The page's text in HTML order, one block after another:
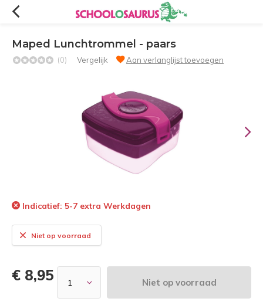
Maped Lunchtrommel - paars
(0) Vergelijk Aan verlanglijst toevoegen
Indicatief: 5-7 extra Werkdagen
Niet op voorraad
€ 8,95 Niet op voorraad